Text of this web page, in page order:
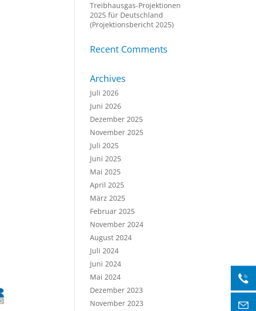
Treibhausgas-Projektionen
2025 für Deutschland
(Projektionsbericht 2025)
Recent Comments
Archives
Juli 2026
Juni 2026
Dezember 2025
November 2025
Juli 2025
Juni 2025
Mai 2025
April 2025
März 2025
Februar 2025
November 2024
August 2024
Juli 2024
Juni 2024
Mai 2024
Dezember 2023
November 2023